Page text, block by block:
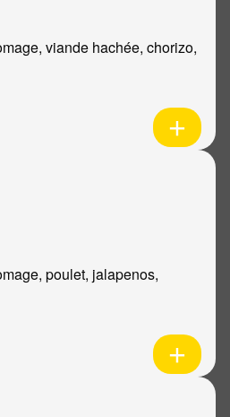
viande hachée, chorizo,
poulet, jalapenos,